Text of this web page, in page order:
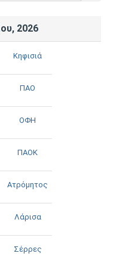
2026
Κηφισιά
ΠΑΟ
ΟΦΗ
ΠΑΟΚ
Ατρόμητος
Λάρισα
Σέρρες